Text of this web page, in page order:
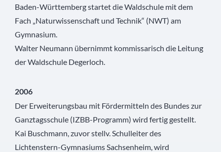
Baden-Württemberg startet die Waldschule mit dem
Fach „Naturwissenschaft und Technik“ (NWT) am
Gymnasium.
Walter Neumann übernimmt kommissarisch die Leitung
der Waldschule Degerloch.
2006
Der Erweiterungsbau mit Fördermitteln des Bundes zur
Ganztagsschule (IZBB-Programm) wird fertig gestellt.
Kai Buschmann, zuvor stellv. Schulleiter des
Lichtenstern-Gymnasiums Sachsenheim, wird